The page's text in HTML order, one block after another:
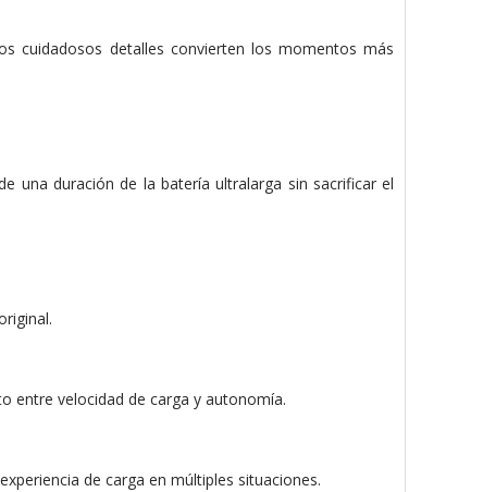
cuidadosos detalles convierten los momentos más
una duración de la batería ultralarga sin sacrificar el
entre velocidad de carga y autonomía.
de carga en múltiples situaciones.